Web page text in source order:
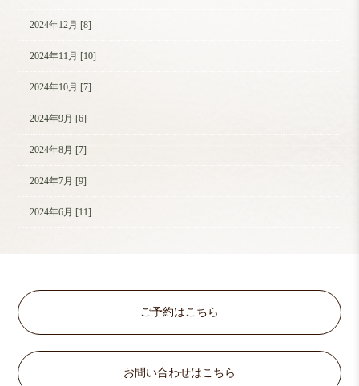
2024年12月 [8]
2024年11月 [10]
2024年10月 [7]
2024年9月 [6]
2024年8月 [7]
2024年7月 [9]
2024年6月 [11]
ご予約はこちら
お問い合わせはこちら